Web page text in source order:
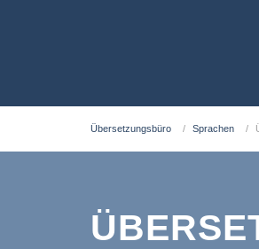
Übersetzungsbüro Sprachen